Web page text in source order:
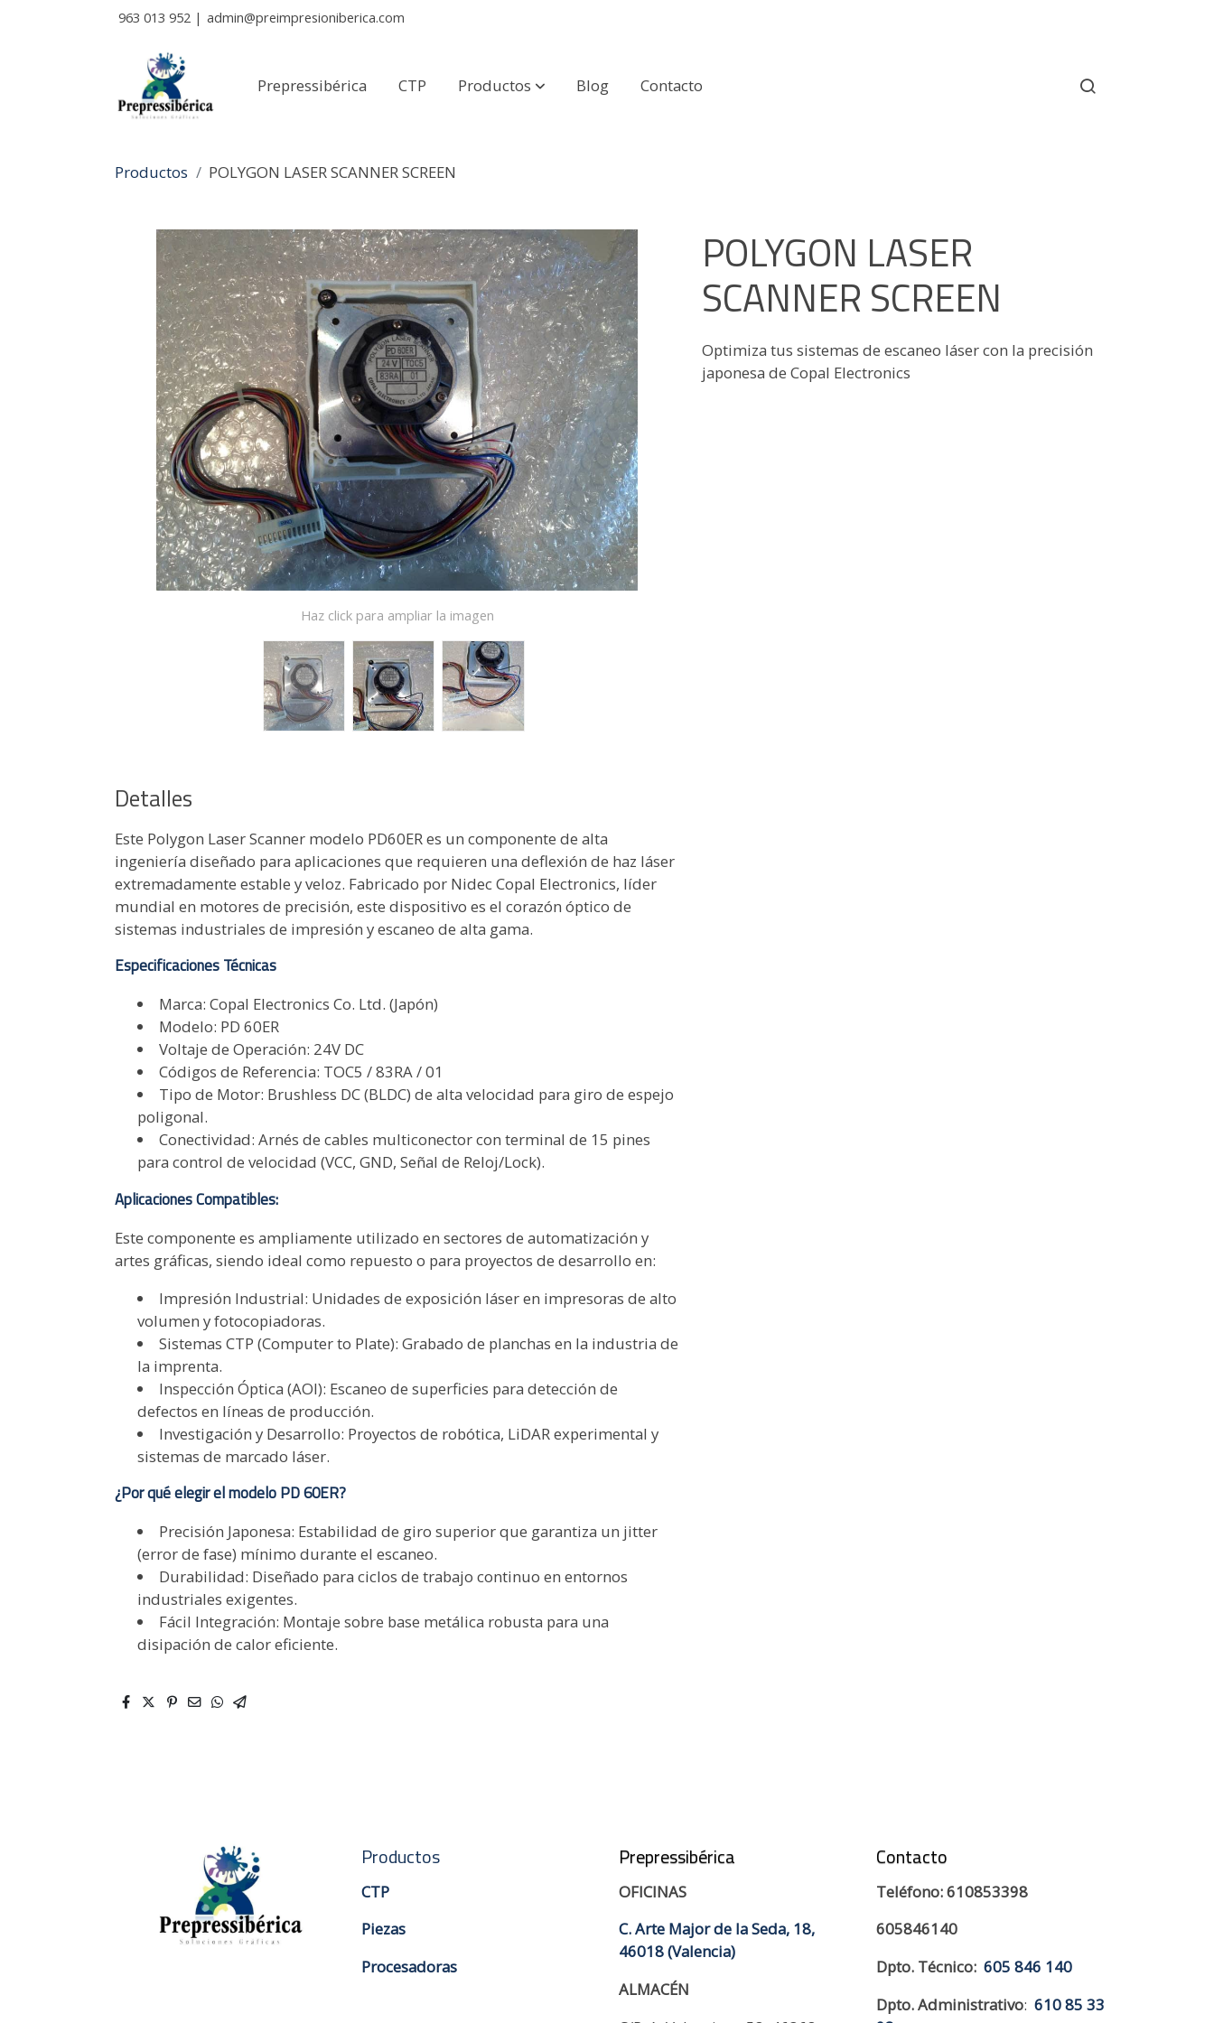
963 013 952 | admin@preimpresioniberica.com
Prepressibérica CTP Productos Blog Contacto
Productos POLYGON LASER SCANNER SCREEN
Haz click para ampliar la imagen
Detalles
Este Polygon Laser Scanner modelo PD60ER es un componente de alta
ingeniería diseñado para aplicaciones que requieren una deflexión de haz láser
extremadamente estable y veloz. Fabricado por Nidec Copal Electronics, líder
mundial en motores de precisión, este dispositivo es el corazón óptico de
sistemas industriales de impresión y escaneo de alta gama.
Especificaciones Técnicas
Marca: Copal Electronics Co. Ltd. (Japón)
Modelo: PD 60ER
Voltaje de Operación: 24V DC
Códigos de Referencia: TOC5 / 83RA / 01
Tipo de Motor: Brushless DC (BLDC) de alta velocidad para giro de espejo
poligonal.
Conectividad: Arnés de cables multiconector con terminal de 15 pines
para control de velocidad (VCC, GND, Señal de Reloj/Lock).
Aplicaciones Compatibles:
Este componente es ampliamente utilizado en sectores de automatización y
artes gráficas, siendo ideal como repuesto o para proyectos de desarrollo en:
Impresión Industrial: Unidades de exposición láser en impresoras de alto
volumen y fotocopiadoras.
Sistemas CTP (Computer to Plate): Grabado de planchas en la industria de
la imprenta.
Inspección Óptica (AOI): Escaneo de superficies para detección de
defectos en líneas de producción.
Investigación y Desarrollo: Proyectos de robótica, LiDAR experimental y
sistemas de marcado láser.
¿Por qué elegir el modelo PD 60ER?
Precisión Japonesa: Estabilidad de giro superior que garantiza un jitter
(error de fase) mínimo durante el escaneo.
Durabilidad: Diseñado para ciclos de trabajo continuo en entornos
industriales exigentes.
Fácil Integración: Montaje sobre base metálica robusta para una
disipación de calor eficiente.
POLYGON LASER
SCANNER SCREEN
Optimiza tus sistemas de escaneo láser con la precisión
japonesa de Copal Electronics
Productos
CTP
Piezas
Procesadoras
Prepressibérica
OFICINAS
C. Arte Major de la Seda, 18,
46018 (Valencia)
ALMACÉN
Contacto
Teléfono: 610853398
605846140
Dpto. Técnico: 605 846 140
Dpto. Administrativo: 610 85 33